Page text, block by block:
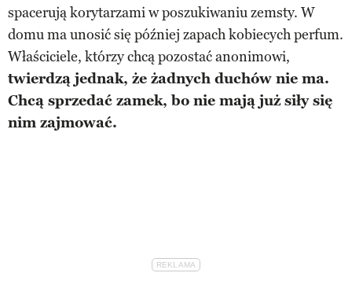
spacerują korytarzami w poszukiwaniu zemsty. W
domu ma unosić się później zapach kobiecych perfum.
Właściciele, którzy chcą pozostać anonimowi,
twierdzą jednak, że żadnych duchów nie ma.
Chcą sprzedać zamek, bo nie mają już siły się
nim zajmować.